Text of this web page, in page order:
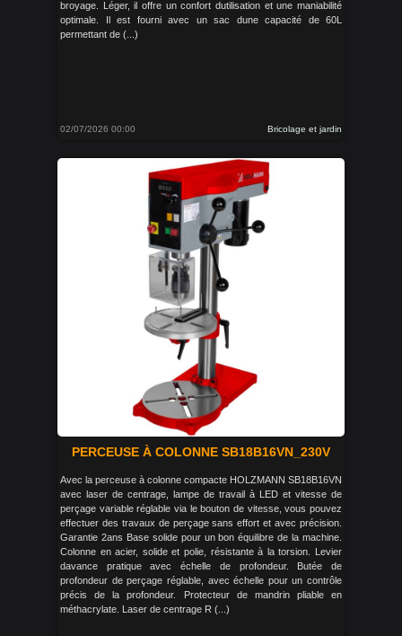
broyage. Léger, il offre un confort dutilisation et une maniabilité
optimale. Il est fourni avec un sac dune capacité de 60L
permettant de (...)
02/07/2026 00:00 Bricolage et jardin
PERCEUSE À COLONNE SB18B16VN_230V
Avec la perceuse à colonne compacte HOLZMANN SB18B16VN
avec laser de centrage, lampe de travail à LED et vitesse de
perçage variable réglable via le bouton de vitesse, vous pouvez
effectuer des travaux de perçage sans effort et avec précision.
Garantie 2ans Base solide pour un bon équilibre de la machine.
Colonne en acier, solide et polie, résistante à la torsion. Levier
davance pratique avec échelle de profondeur. Butée de
profondeur de perçage réglable, avec échelle pour un contrôle
précis de la profondeur. Protecteur de mandrin pliable en
méthacrylate. Laser de centrage R (...)